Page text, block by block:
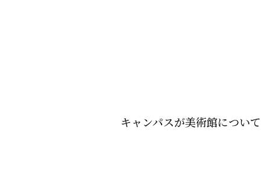
キャンパスが美術館について